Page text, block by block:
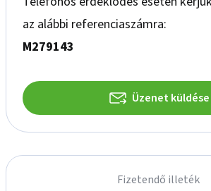
az alábbi referenciaszámra:
M279143
Üzenet küldése
Fizetendő illeték